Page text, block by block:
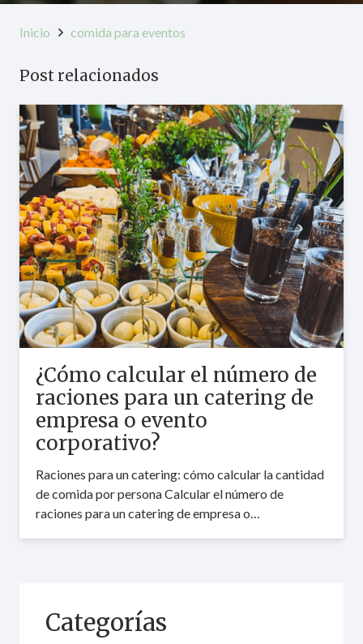
Inicio comida para eventos
Post relacionados
¿Cómo calcular el número de
raciones para un catering de
empresa o evento
corporativo?
Raciones para un catering: cómo calcular la cantidad
de comida por persona Calcular el número de
raciones para un catering de empresa o…
Categorías